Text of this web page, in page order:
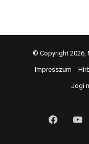
© Copyright 2026,
Impresszum
Jogi